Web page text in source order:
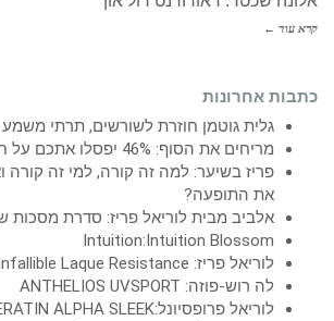
קרא עוד ←
כתבות אחרונות
גלית גוטמן חוזרת לשורשים, תרתי משמע
מריחים את הסוף: 46% יפסלו אתכם על חולצה מיוזעת
פריז בשיער: למה זה קורה, למי זה
את התופעה?
אלביב מבית לוריאל פריז: סדרת מסכות
Intuition:Intuition Blossom
לוריאל פריז: Infallible Laque Resistance
לה רוש-פוזה: ANTHELIOS UVSPORT
לוריאל פרופסיונל:KERATIN ALPHA SLEEK